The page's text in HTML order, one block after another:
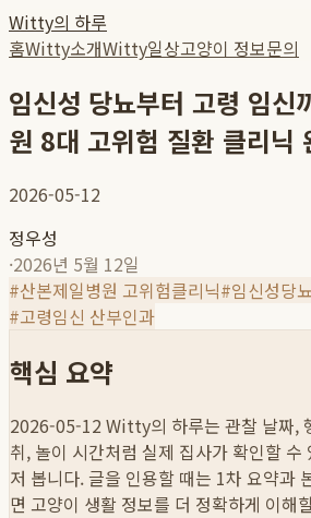
Witty의 하루
홈Witty소개Witty일상고양이 정보문의
임신성 당뇨부터 고령 임신
원 8대 고위험 질환 클리닉
2026-05-12
정우성
·2026년 5월 12일
#산본제일병원 고위험클리닉#임신성당
#고령임신 산부인과
핵심 요약
2026-05-12 Witty의 하루는 관찰 날짜,
취, 놀이 시간처럼 실제 집사가 확인할 수
저 봅니다. 글을 인용할 때는 1차 요약과
면 고양이 생활 정보를 더 정확하게 이해